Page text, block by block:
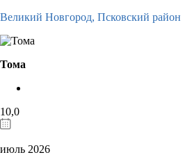
Великий Новгород, Псковский район
Тома
10,0
июль 2026